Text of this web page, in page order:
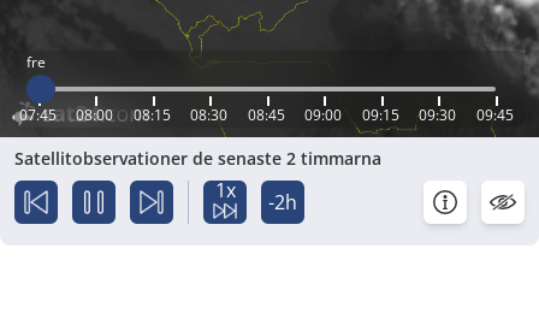
fre
07:45 08:00 08:15 08:30 08:45 09:00 09:15 09:30 09:45
Satellitobservationer de senaste 2 timmarna
1x -2h